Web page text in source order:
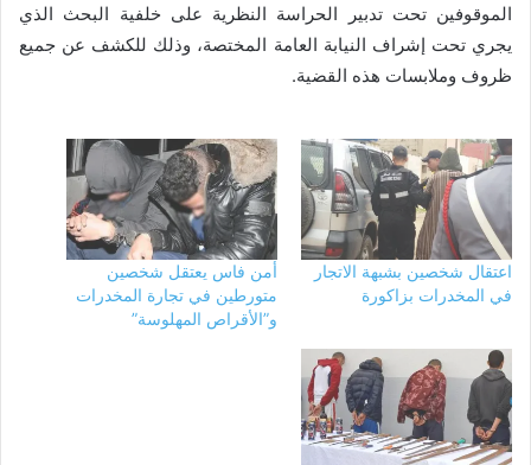
الموقوفين تحت تدبير الحراسة النظرية على خلفية البحث الذي
يجري تحت إشراف النيابة العامة المختصة، وذلك للكشف عن جميع
ظروف وملابسات هذه القضية.
اعتقال شخصين بشبهة الاتجار
في المخدرات بزاكورة
أمن فاس يعتقل شخصين
متورطين في تجارة المخدرات
و”الأقراص المهلوسة”